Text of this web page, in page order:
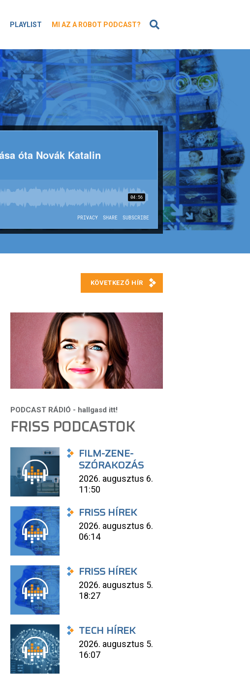
PLAYLIST MI AZ A ROBOT PODCAST?
FRISS PODCASTOK
FILM-ZENE-
SZÓRAKOZÁS
2026. augusztus 6.
11:50
FRISS HÍREK
2026. augusztus 6.
06:14
FRISS HÍREK
2026. augusztus 5.
18:27
TECH HÍREK
2026. augusztus 5.
16:07